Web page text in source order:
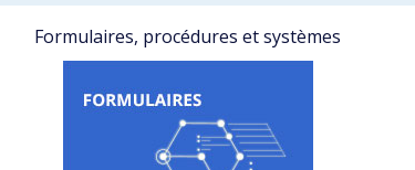
Formulaires, procédures et systèmes